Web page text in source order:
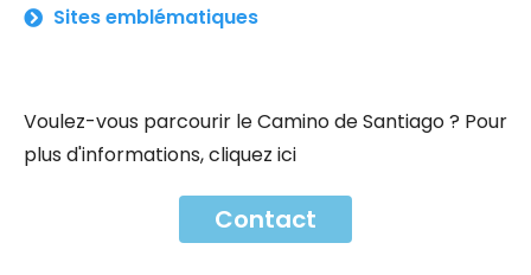
Sites emblématiques
Voulez-vous parcourir le Camino de Santiago ? Pour
plus d'informations, cliquez ici
Contact